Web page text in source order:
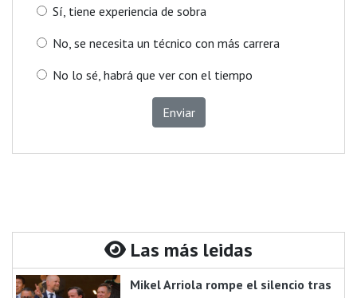
Sí, tiene experiencia de sobra
No, se necesita un técnico con más carrera
No lo sé, habrá que ver con el tiempo
Enviar
Las más leidas
Mikel Arriola rompe el silencio tras